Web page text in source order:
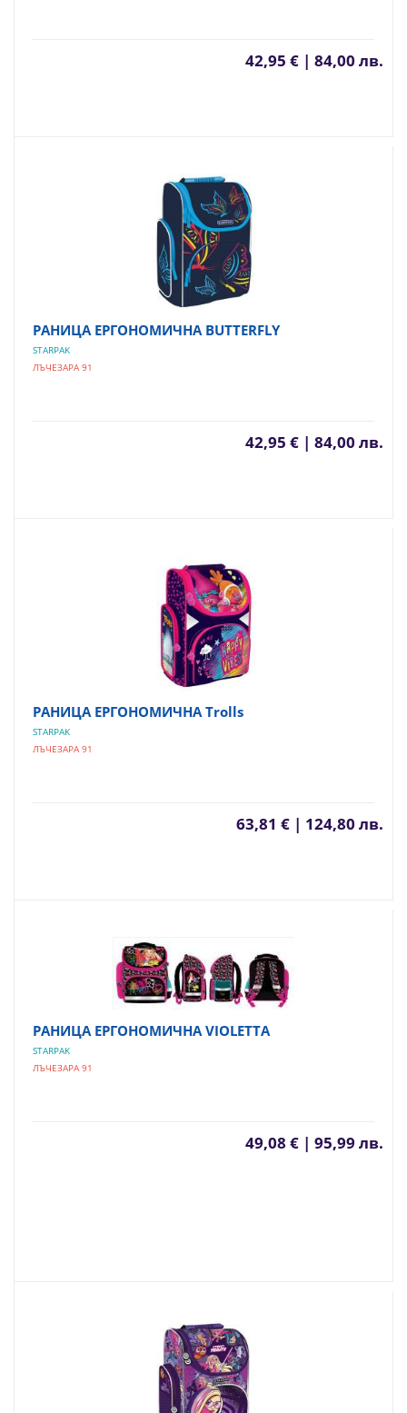
42,95 € | 84,00 лв.
РАНИЦА ЕРГОНОМИЧНА BUTTERFLY
STARPAK
ЛЪЧЕЗАРА 91
42,95 € | 84,00 лв.
РАНИЦА ЕРГОНОМИЧНА Trolls
STARPAK
ЛЪЧЕЗАРА 91
63,81 € | 124,80 лв.
РАНИЦА ЕРГОНОМИЧНА VIOLETTA
STARPAK
ЛЪЧЕЗАРА 91
49,08 € | 95,99 лв.